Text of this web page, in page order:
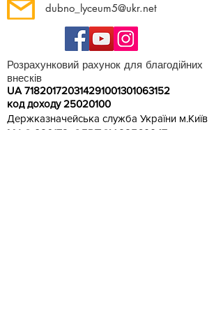
dubno_lyceum5@ukr.net
Розрахунковий рахунок для благодійних
внесків
UA 718201720314291001301063152
код доходу 25020100
Держказначейська служба України м.Київ
МФО 820172, ЄДРПОУ 22569947